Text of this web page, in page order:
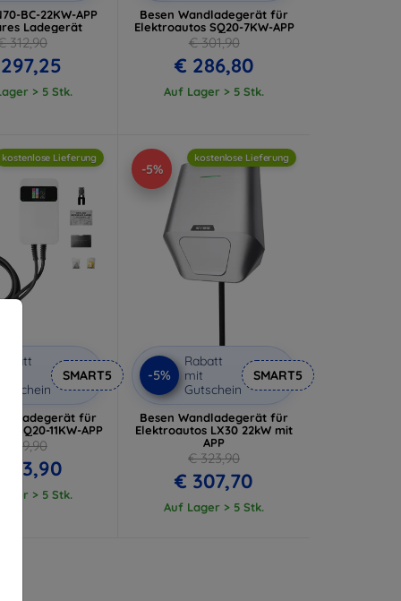
BC-22KW-APP
Ladegerät
312,90
> 5 Stk.
Besen Wandladegerät für
Elektroautos SQ20-7KW-APP
€ 301,90
€ 286,80
Auf Lager > 5 Stk.
kostenlose Lieferung
Rabatt
Gutschein
SMART5
für
SQ20-11KW-APP
€ 319,90
303,90
> 5 Stk.
-5%
kostenlose Lieferung
-5%
Rabatt
mit
Gutschein
SMART5
Besen Wandladegerät für
Elektroautos LX30 22kW mit
APP
€ 323,90
€ 307,70
Auf Lager > 5 Stk.